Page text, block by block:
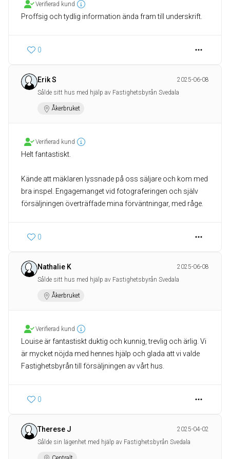
Verifierad kund
Proffsig och tydlig information ända fram till underskrift.
0
Erik S
2025-06-08
Sålde sitt hus med hjälp av Fastighetsbyrån Svedala
Åkerbruket
Verifierad kund
Helt fantastiskt.
Kände att mäklaren lyssnade på oss säljare och kom med
bra inspel. Engagemanget vid fotograferingen och själv
försäljningen överträffade mina förväntningar, med råge.
0
Nathalie K
2025-06-08
Sålde sitt hus med hjälp av Fastighetsbyrån Svedala
Åkerbruket
Verifierad kund
Louise är fantastiskt duktig och kunnig, trevlig och ärlig. Vi
är mycket nöjda med hennes hjälp och glada att vi valde
Fastighetsbyrån till försäljningen av vårt hus.
0
Therese J
2025-04-02
Sålde sin lägenhet med hjälp av Fastighetsbyrån Svedala